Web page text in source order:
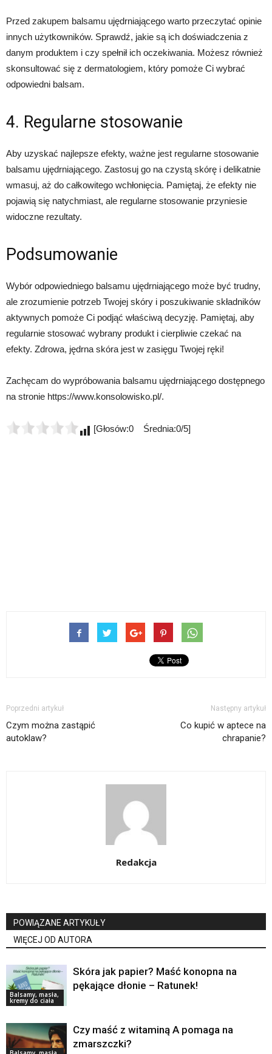
Przed zakupem balsamu ujędrniającego warto przeczytać opinie
innych użytkowników. Sprawdź, jakie są ich doświadczenia z
danym produktem i czy spełnił ich oczekiwania. Możesz również
skonsultować się z dermatologiem, który pomoże Ci wybrać
odpowiedni balsam.
4. Regularne stosowanie
Aby uzyskać najlepsze efekty, ważne jest regularne stosowanie
balsamu ujędrniającego. Zastosuj go na czystą skórę i delikatnie
wmasuj, aż do całkowitego wchłonięcia. Pamiętaj, że efekty nie
pojawią się natychmiast, ale regularne stosowanie przyniesie
widoczne rezultaty.
Podsumowanie
Wybór odpowiedniego balsamu ujędrniającego może być trudny,
ale zrozumienie potrzeb Twojej skóry i poszukiwanie składników
aktywnych pomoże Ci podjąć właściwą decyzję. Pamiętaj, aby
regularnie stosować wybrany produkt i cierpliwie czekać na
efekty. Zdrowa, jędrna skóra jest w zasięgu Twojej ręki!
Zachęcam do wypróbowania balsamu ujędrniającego dostępnego
na stronie https://www.konsolowisko.pl/.
[Głosów:0 Średnia:0/5]
Poprzedni artykuł
Czym można zastąpić
autoklaw?
Następny artykuł
Co kupić w aptece na
chrapanie?
Redakcja
POWIĄZANE ARTYKUŁY
WIĘCEJ OD AUTORA
Balsamy, masła,
kremy do ciała
Skóra jak papier? Maść konopna na
pękające dłonie – Ratunek!
Czy maść z witaminą A pomaga na
zmarszczki?